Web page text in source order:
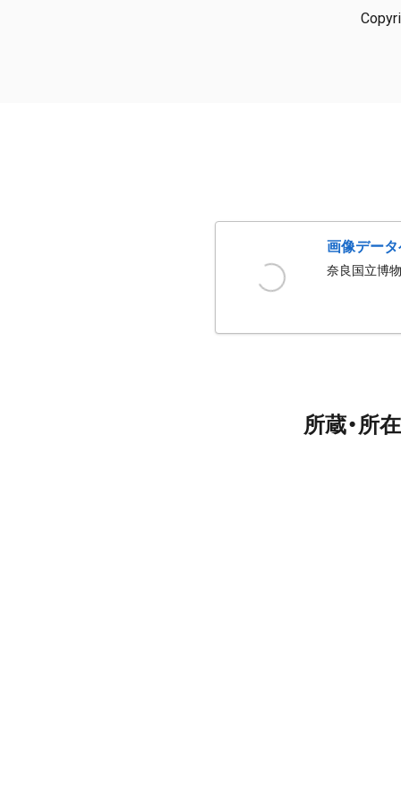
画像デー
奈良国立博
所蔵・所在